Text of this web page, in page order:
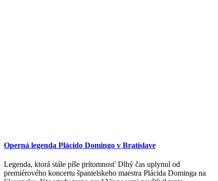
Operná legenda Plácido Domingo v Bratislave
Legenda, ktorá stále píše prítomnosť Dlhý čas uplynul od
premiérového koncertu španielskeho maestra Plácida Dominga na